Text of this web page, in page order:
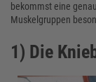
bekommst eine
Muskelgruppen
1) Die